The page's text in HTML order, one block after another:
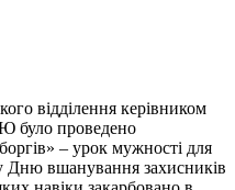
відділення керівником
проведено
– урок мужності для
Дню вшанування захисників